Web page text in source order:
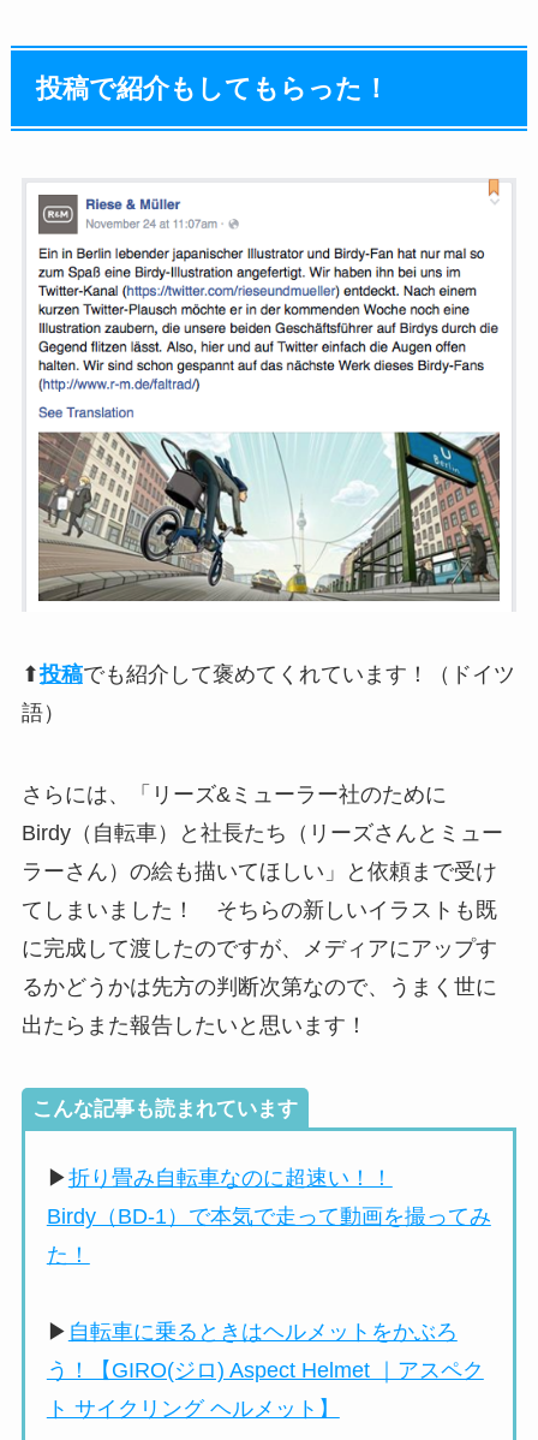
投稿で紹介もしてもらった！
⬆投稿でも紹介して褒めてくれています！（ドイツ
語）
さらには、「リーズ&ミューラー社のために
Birdy（自転車）と社長たち（リーズさんとミュー
ラーさん）の絵も描いてほしい」と依頼まで受け
てしまいました！ そちらの新しいイラストも既
に完成して渡したのですが、メディアにアップす
るかどうかは先方の判断次第なので、うまく世に
出たらまた報告したいと思います！
こんな記事も読まれています
▶折り畳み自転車なのに超速い！！
Birdy（BD-1）で本気で走って動画を撮ってみ
た！
▶ 自転車に乗るときはヘルメットをかぶろ
う！【GIRO(ジロ) Aspect Helmet ｜アスペク
ト サイクリング ヘルメット】